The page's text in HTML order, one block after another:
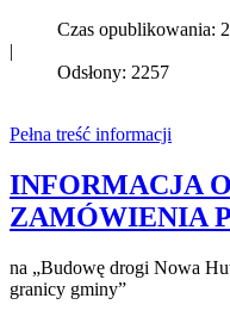
Czas opublikowania:
|
Odsłony: 2257
Pełna treść informacji
INFORMACJA
ZAMÓWIENIA
na „Budowę drogi Nowa
granicy gminy”